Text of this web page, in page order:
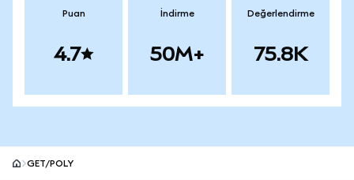
Puan
4.7
İndirme
50M+
Değerlendirme
75.8K
GET/POLY